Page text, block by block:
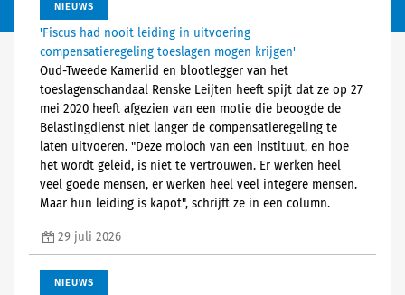
NIEUWS
'Fiscus had nooit leiding in uitvoering
compensatieregeling toeslagen mogen krijgen'
Oud-Tweede Kamerlid en blootlegger van het
toeslagenschandaal Renske Leijten heeft spijt dat ze op 27
mei 2020 heeft afgezien van een motie die beoogde de
Belastingdienst niet langer de compensatieregeling te
laten uitvoeren. "Deze moloch van een instituut, en hoe
het wordt geleid, is niet te vertrouwen. Er werken heel
veel goede mensen, er werken heel veel integere mensen.
Maar hun leiding is kapot", schrijft ze in een column.
29 juli 2026
NIEUWS